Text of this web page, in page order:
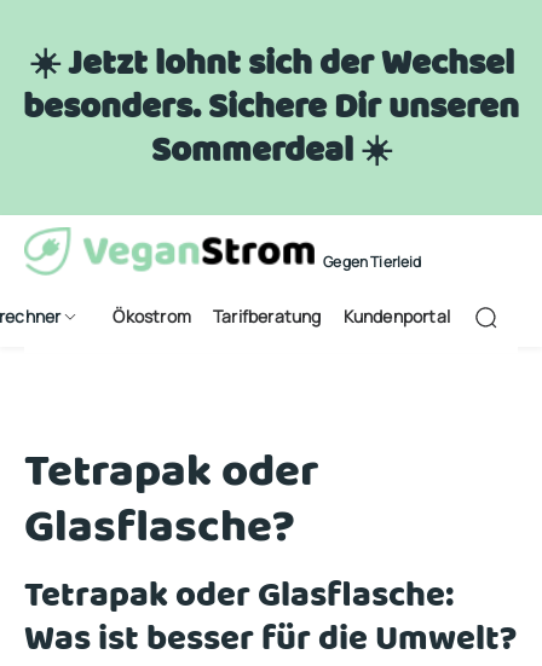
☀️ Jetzt lohnt sich der Wechsel
besonders. Sichere Dir unseren
Sommerdeal ☀️
Gegen Tierleid
Ökostrom Tarifberatung Kundenportal
Tetrapak oder
Glasflasche?
Tetrapak oder Glasflasche:
Was ist besser für die Umwelt?